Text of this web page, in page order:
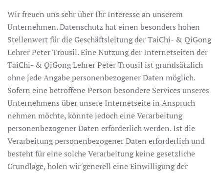
Wir freuen uns sehr über Ihr Interesse an unserem
Unternehmen. Datenschutz hat einen besonders hohen
Stellenwert für die Geschäftsleitung der TaiChi- & QiGong
Lehrer Peter Trousil. Eine Nutzung der Internetseiten der
TaiChi- & QiGong Lehrer Peter Trousil ist grundsätzlich
ohne jede Angabe personenbezogener Daten möglich.
Sofern eine betroffene Person besondere Services unseres
Unternehmens über unsere Internetseite in Anspruch
nehmen möchte, könnte jedoch eine Verarbeitung
personenbezogener Daten erforderlich werden. Ist die
Verarbeitung personenbezogener Daten erforderlich und
besteht für eine solche Verarbeitung keine gesetzliche
Grundlage, holen wir generell eine Einwilligung der